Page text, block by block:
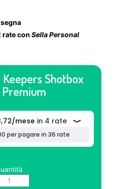
rate con Sella Personal
Shotbox
Premium